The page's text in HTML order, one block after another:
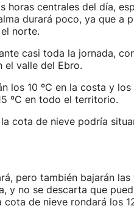
horas centrales del día,
durará poco, ya que a
norte.
casi toda la jornada,
el valle del Ebro.
los 10 ºC en la costa y
ºC en todo el territorio.
cota de nieve podría
pero también bajarán las
y no se descarta que
de nieve rondará los